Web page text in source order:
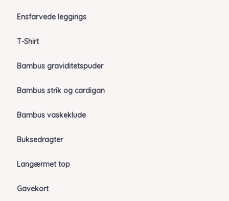
Ensfarvede leggings
T-Shirt
Bambus graviditetspuder
Bambus strik og cardigan
Bambus vaskeklude
Buksedragter
Langærmet top
Gavekort